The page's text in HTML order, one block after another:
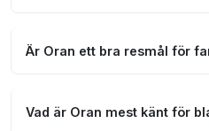
Är Oran ett bra resmål för
Vad är Oran mest känt för